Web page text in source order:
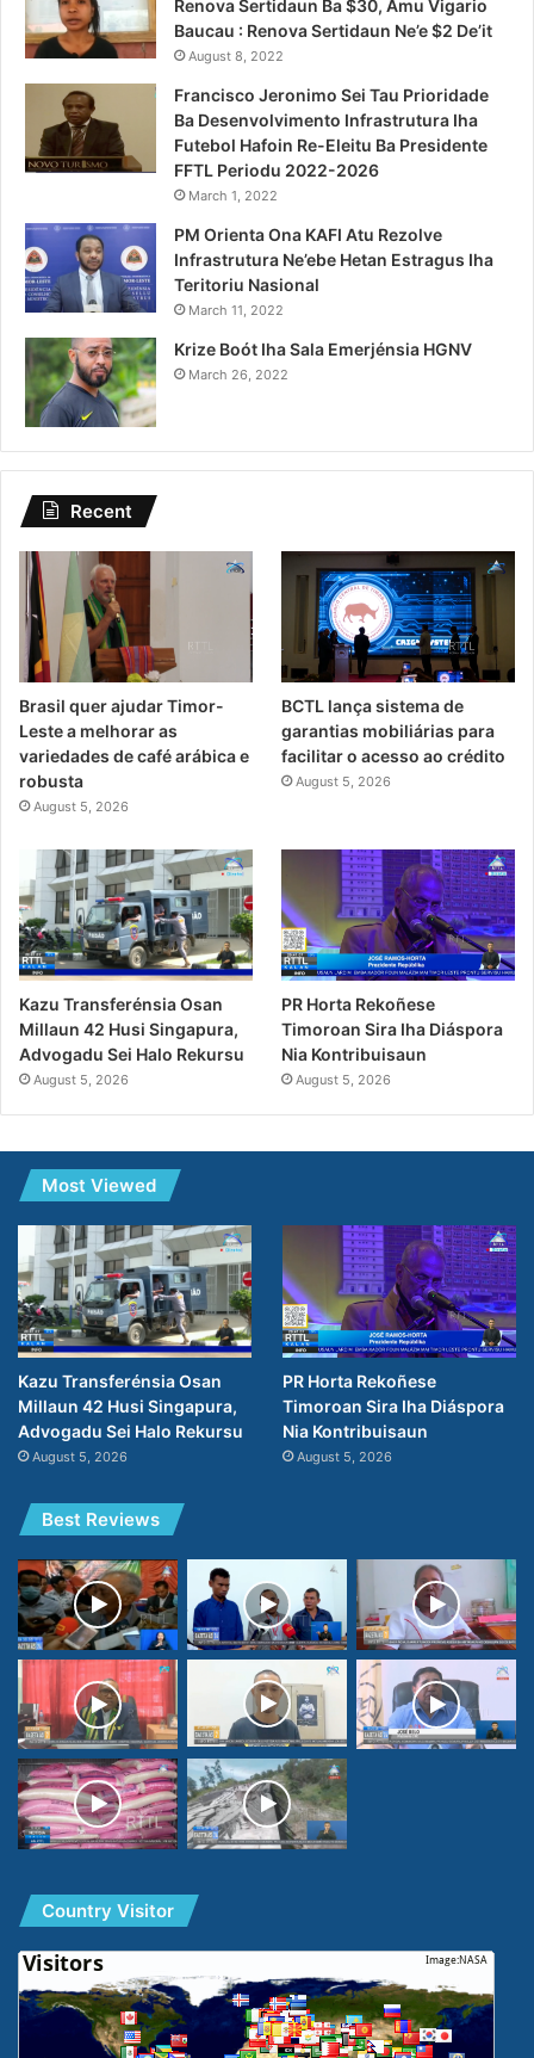
Renova Sertidaun Ba $30, Amu Vigario
Baucau : Renova Sertidaun Ne’e $2 De’it
August 8, 2022
Francisco Jeronimo Sei Tau Prioridade
Ba Desenvolvimento Infrastrutura Iha
Futebol Hafoin Re-Eleitu Ba Presidente
FFTL Periodu 2022-2026
March 1, 2022
PM Orienta Ona KAFI Atu Rezolve
Infrastrutura Ne’ebe Hetan Estragus Iha
Teritoriu Nasional
March 11, 2022
Krize Boót Iha Sala Emerjénsia HGNV
March 26, 2022
Recent
Brasil quer ajudar Timor-
Leste a melhorar as
variedades de café arábica e
robusta
August 5, 2026
BCTL lança sistema de
garantias mobiliárias para
facilitar o acesso ao crédito
August 5, 2026
Kazu Transferénsia Osan
Millaun 42 Husi Singapura,
Advogadu Sei Halo Rekursu
August 5, 2026
PR Horta Rekoñese
Timoroan Sira Iha Diáspora
Nia Kontribuisaun
August 5, 2026
Most Viewed
Kazu Transferénsia Osan
Millaun 42 Husi Singapura,
Advogadu Sei Halo Rekursu
August 5, 2026
PR Horta Rekoñese
Timoroan Sira Iha Diáspora
Nia Kontribuisaun
August 5, 2026
Best Reviews
Country Visitor